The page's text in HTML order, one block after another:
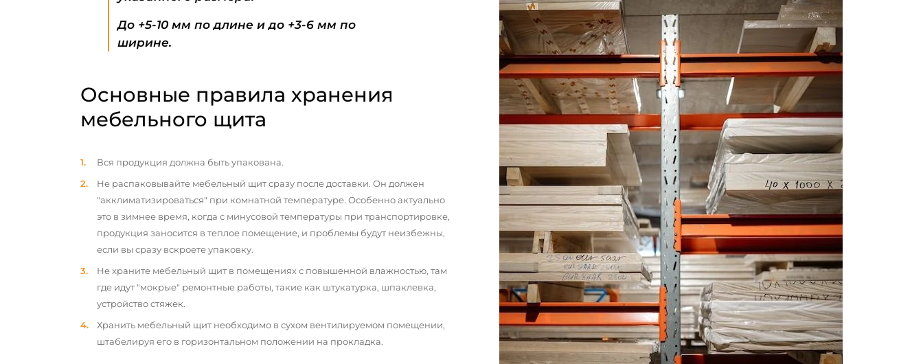
До +5-10 мм по длине и до +3-6 мм по
ширине.
Основные правила хранения
мебельного щита
Вся продукция должна быть упакована.
Не распаковывайте мебельный щит сразу после доставки. Он должен
"акклиматизироваться" при комнатной температуре. Особенно актуально
это в зимнее время, когда с минусовой температуры при транспортировке,
продукция заносится в теплое помещение, и проблемы будут неизбежны,
если вы сразу вскроете упаковку.
Не храните мебельный щит в помещениях с повышенной влажностью, там
где идут "мокрые" ремонтные работы, такие как штукатурка, шпаклевка,
устройство стяжек.
Хранить мебельный щит необходимо в сухом вентилируемом помещении,
штабелируя его в горизонтальном положении на прокладка.